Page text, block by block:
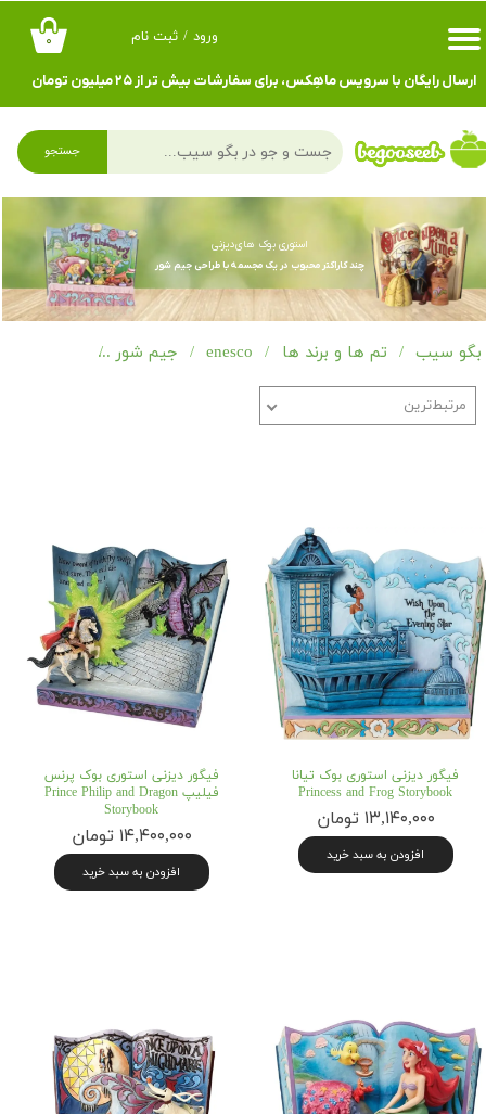
۰ ورود / ثبت نام
حساب کاربری من
تغییر گذر واژه
سفارشات
خروج از حساب کاربری
ارسال رایگان با سرویس ماهِکس، برای سفارشات بیش تر از ۲۵ میلیون تومان
جستجو
استوری بوک های دیزنی
چند کاراکتر محبوب در یک مجسمه با طراحی جیم شور
بگو سیب تم ها و برند ها enesco جیم شور
مرتبط‌ترین
فیگور دیزنی استوری بوک تیانا
Princess and Frog Storybook
۱۳,۱۴۰,۰۰۰ تومان
افزودن به سبد خرید
فیگور دیزنی استوری بوک پرنس
فیلیپ Prince Philip and Dragon
Storybook
۱۴,۴۰۰,۰۰۰ تومان
افزودن به سبد خرید